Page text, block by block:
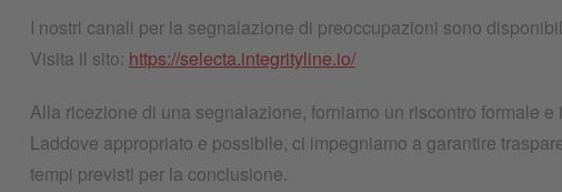
I nostri canali per la segnalazione di preoccupazioni sono
Visita il sito: https://selecta.integrityline.io/
Alla ricezione di una segnalazione, forniamo un riscontro formale
Laddove appropriato e possibile, ci impegniamo a garantire
tempi previsti per la conclusione.